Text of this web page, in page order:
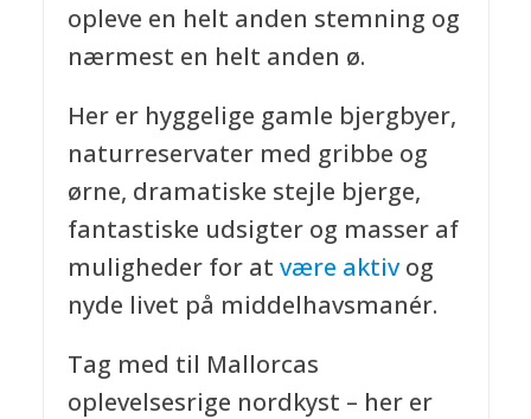
opleve en helt anden stemning og
nærmest en helt anden ø.
Her er hyggelige gamle bjergbyer,
naturreservater med gribbe og
ørne, dramatiske stejle bjerge,
fantastiske udsigter og masser af
muligheder for at være aktivog
nyde livet på middelhavsmanér.
Tag med til Mallorcas
oplevelsesrige nordkyst – her er